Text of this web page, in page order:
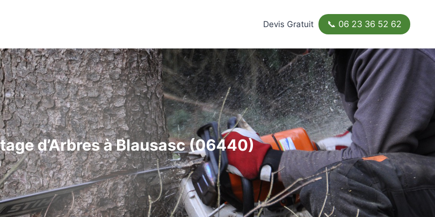
Devis Gratuit 📞 06 23 36 52 62
d’Arbres à Blausasc (06440)